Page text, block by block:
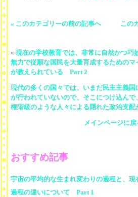
« このカテゴリーの前の記事へ この
« 現在の学校教育では、非常に自然かつ巧
無力で従順な国民を大量育成するための
が教えられている Part 2
現代の多くの国々では、いまだ民主主義
が行われていないので、そこにつけ込ん
権階級のような人々による隠れた政治支
メインページに戻
おすすめ記事
宇宙の平均的な生まれ変わりの過程と、
過程の違いについて Part 1